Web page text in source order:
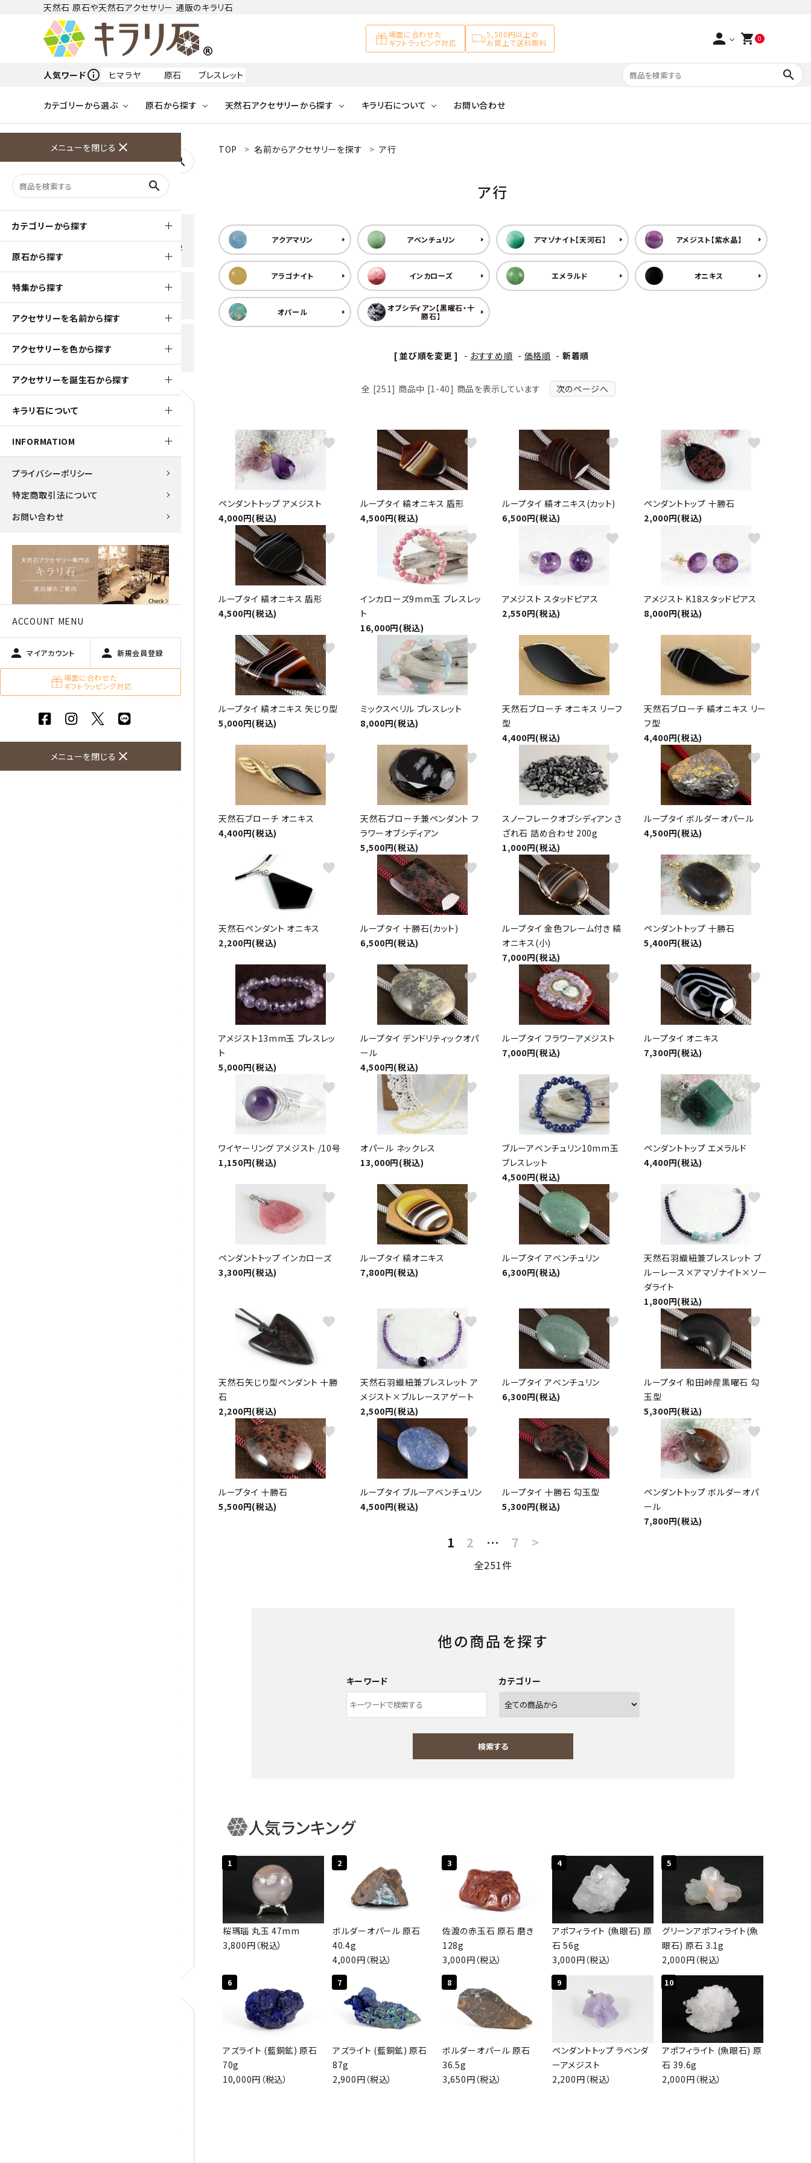
天然石 原石や天然石アクセサリー 通販のキラリ石
場面に合わせた
ギフトラッピング対応
5,500円以上の
お買上で送料無料
person shopping_cart 0
人気ワードinfo_outline ヒマラヤ 原石 ブレスレット search
カテゴリーから選ぶ
天然石 原石
ワイヤーアクセサリー
天然石 ブローチ 和小物 天然石置き飾り 多用途天然石
大きいサイズの原石 国産 原石/アクセサリー 丸玉 特集 ポイント 特集
たまご形 特集 ピラミッド型 特集 ハート形 特集
美石 特集 鉱物解説
原石から探す
アクアマリン アズライト
アマゾナイト アラゴナイト
ガーネット 化石 カルサイト 菊花石
黒水晶 クリソコラ クリソプレーズ クンツァイト
K2ブルー シトリン
スピネル / パーガサイト
ターコイズ (トルコ石) タイガーアイ/ホークアイ トパーズ
パイライト ピンクオパール
ムーンストーン モスアゲート ユナカイト
ラブラドライト ルチルクォーツ
ロードクロサイト その他天然石
天然石アクセサリーから探す
Yellow
Green
5月 May 6月 Jun 7月 Jul
9月 Sep 10月 Oct 11月 Nov
キラリ石について
キラリ石について
公式ブログ
お問い合わせ
メニューを閉じる close
search
カテゴリーから探す
原石から探す
特集から探す
アクセサリーを名前から探す
アクセサリーを色から探す
アクセサリーを誕生石から探す
キラリ石について
INFORMATIOM
プライバシーポリシー
特定商取引法について
お問い合わせ
ACCOUNT MENU
person マイアカウント person 新規会員登録
場面に合わせた
ギフトラッピング対応
メニューを閉じる close
TOP 名前からアクセサリーを探す ア行
ア行
アクアマリン アベンチュリン アマゾナイト【天河石】 アメジスト【紫水晶】
アラゴナイト インカローズ エメラルド オニキス
オパール
オブシディアン【黒曜石・十
勝石】
[ 並び順を変更 ] - おすすめ順 - 価格順 - 新着順
全 [251] 商品中 [1-40] 商品を表示しています 次のページへ
ペンダントトップ アメジスト
4,000円(税込)
favorite
ループタイ 縞オニキス 盾形
4,500円(税込)
favorite
ループタイ 縞オニキス(カット)
6,500円(税込)
favorite
ペンダントトップ 十勝石
2,000円(税込)
favorite
ループタイ 縞オニキス 盾形
4,500円(税込)
favorite
インカローズ9mm玉 ブレスレッ
ト
16,000円(税込)
favorite
アメジスト スタッドピアス
2,550円(税込)
favorite
アメジスト K18スタッドピアス
8,000円(税込)
favorite
ループタイ 縞オニキス 矢じり型
5,000円(税込)
favorite
ミックスベリル ブレスレット
8,000円(税込)
favorite
天然石ブローチ オニキス リーフ
型
4,400円(税込)
favorite
天然石ブローチ 縞オニキス リー
フ型
4,400円(税込)
favorite
天然石ブローチ オニキス
4,400円(税込)
favorite
天然石ブローチ兼ペンダント フ
ラワーオブシディアン
5,500円(税込)
favorite
スノーフレークオブシディアン さ
ざれ石 詰め合わせ 200g
1,000円(税込)
favorite
ループタイ ボルダーオパール
4,500円(税込)
favorite
天然石ペンダント オニキス
2,200円(税込)
favorite
ループタイ 十勝石(カット)
6,500円(税込)
favorite
ループタイ 金色フレーム付き 縞
オニキス(小)
7,000円(税込)
favorite
ペンダントトップ 十勝石
5,400円(税込)
favorite
アメジスト13mm玉 ブレスレッ
ト
5,000円(税込)
favorite
ループタイ デンドリティックオパ
ール
4,500円(税込)
favorite
ループタイ フラワーアメジスト
7,000円(税込)
favorite
ループタイ オニキス
7,300円(税込)
favorite
ワイヤーリング アメジスト /10号
1,150円(税込)
favorite
オパール ネックレス
13,000円(税込)
favorite
ブルーアベンチュリン10mm玉
ブレスレット
4,500円(税込)
favorite
ペンダントトップ エメラルド
4,400円(税込)
favorite
ペンダントトップ インカローズ
3,300円(税込)
favorite
ループタイ 縞オニキス
7,800円(税込)
favorite
ループタイ アベンチュリン
6,300円(税込)
favorite
天然石羽織紐兼ブレスレット ブ
ルーレース×アマゾナイト×ソー
ダライト
1,800円(税込)
favorite
天然石矢じり型ペンダント 十勝
石
2,200円(税込)
favorite
天然石羽織紐兼ブレスレット ア
メジスト×ブルレースアゲート
2,500円(税込)
favorite
ループタイ アベンチュリン
6,300円(税込)
favorite
ループタイ 和田峠産黒曜石 勾
玉型
5,300円(税込)
favorite
ループタイ 十勝石
5,500円(税込)
favorite
ループタイ ブルーアベンチュリン
4,500円(税込)
favorite
ループタイ 十勝石 勾玉型
5,300円(税込)
favorite
ペンダントトップ ボルダーオパ
ール
7,800円(税込)
favorite
1 2 … 7 >
全251件
他の商品を探す
キーワード カテゴリー
検索する
カテゴリー
人気ランキング
1
桜瑪瑙 丸玉 47mm
3,800円（税込）
2
ボルダーオパール 原石
40.4g
4,000円（税込）
3
佐渡の赤玉石 原石 磨き
128g
3,000円（税込）
4
アポフィライト (魚眼石) 原
石 56g
3,000円（税込）
5
グリーンアポフィライト(魚
眼石) 原石 3.1g
2,000円（税込）
6
アズライト (藍銅鉱) 原石
70g
10,000円（税込）
7
アズライト (藍銅鉱) 原石
87g
2,900円（税込）
8
ボルダーオパール 原石
36.5g
3,650円（税込）
9
ペンダントトップ ラベンダ
ーアメジスト
2,200円（税込）
10
アポフィライト (魚眼石) 原
石 39.6g
2,000円（税込）
フリーワードから探す
search
原石 ループタイ 誕生石
Amzon Payなどお好きな 決
500ptプレゼント
送料全国一律700円
5,500円(税込)以上ご購入で
原石
アマゾナイト
アメジスト
エメラルド
オパール
オブシディアン（黒曜石/十勝
ガーデンクォーツ